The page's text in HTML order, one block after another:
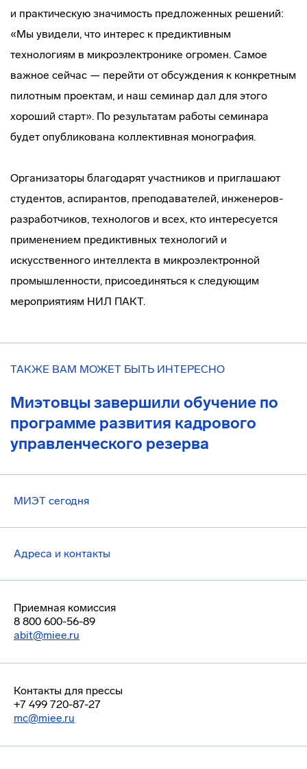
и практическую значимость предложенных решений:
«Мы увидели, что интерес к предиктивным
технологиям в микроэлектронике огромен. Самое
важное сейчас — перейти от обсуждения к конкретным
пилотным проектам, и наш семинар дал для этого
хороший старт». По результатам работы семинара
будет опубликована коллективная монография.
Организаторы благодарят участников и приглашают
студентов, аспирантов, преподавателей, инженеров-
разработчиков, технологов и всех, кто интересуется
применением предиктивных технологий и
искусственного интеллекта в микроэлектронной
промышленности, присоединяться к следующим
мероприятиям НИЛ ПАКТ.
ТАКЖЕ ВАМ МОЖЕТ БЫТЬ ИНТЕРЕСНО
Миэтовцы завершили обучение по
программе развития кадрового
управленческого резерва
МИЭТ сегодня
Адреса и контакты
Приемная комиссия
8 800 600-56-89
abit@miee.ru
Контакты для прессы
+7 499 720-87-27
mc@miee.ru